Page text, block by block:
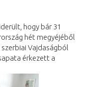
hogy bár 31
hét megyéjéből
Vajdaságból
érkezett a